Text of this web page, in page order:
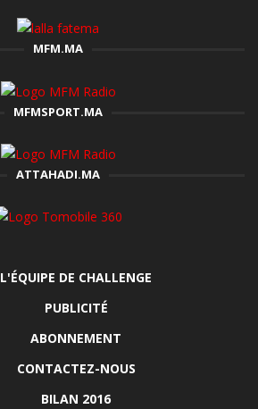
MFM.MA
MFMSPORT.MA
ATTAHADI.MA
L'ÉQUIPE DE CHALLENGE
PUBLICITÉ
ABONNEMENT
CONTACTEZ-NOUS
BILAN 2016